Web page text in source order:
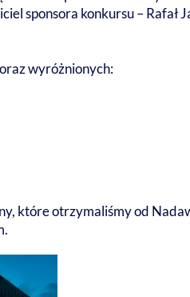
sponsora konkursu – Rafał
wyróżnionych:
które otrzymaliśmy od